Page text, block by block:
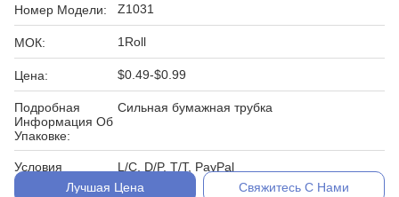
Номер Модели: Z1031
МОК: 1Roll
Цена: $0.49-$0.99
Подробная
Информация Об
Упаковке:
Сильная бумажная трубка
Условия
Оплаты:
L/C, D/P, T/T, PayPal
Лучшая Цена
Свяжитесь С Нами